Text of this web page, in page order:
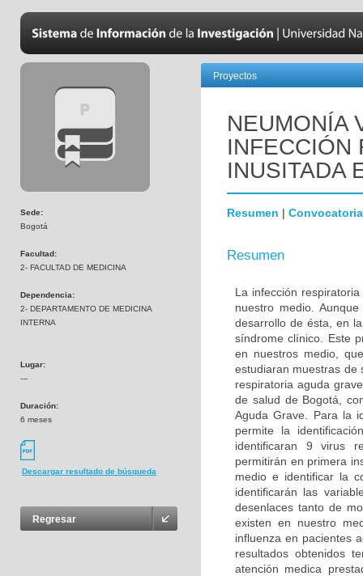
Sede:
Bogotá
Facultad:
2- FACULTAD DE MEDICINA
Dependencia:
2- DEPARTAMENTO DE MEDICINA
INTERNA
Lugar:
---
Duración:
6 meses
Descargar resultado de búsqueda
Regresar
Proyectos
NEUMONÍA
INFECCIÓN
INUSITADA
Resumen | Convocatoria
Resumen
La infección
nuestro medio.
desarrollo de ésta, en
síndrome clínico. Este
en nuestros medio,
estudiaran muestras de
respiratoria aguda
de salud de Bogotá,
Aguda Grave. Para la
permite la
identificaran 9 virus
permitirán en primera
medio e identificar la
identificarán las
desenlaces tanto de
existen en nuestro
influenza en pacientes
resultados obtenidos
atención medica